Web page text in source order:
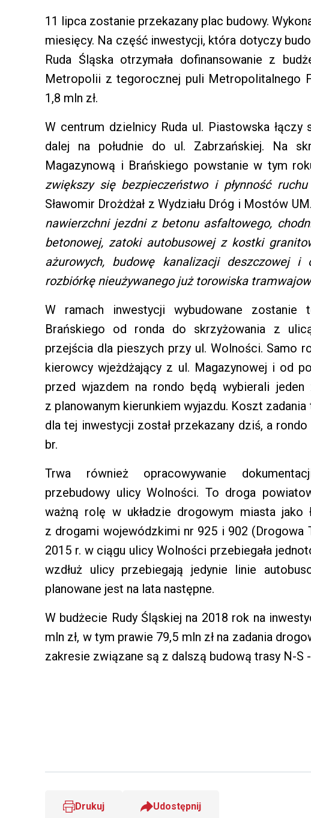
11 lipca zostanie przekazany plac budowy.
miesięcy. Na część inwestycji, która dotyczy
Ruda Śląska otrzymała dofinansowanie z
Metropolii z tegorocznej puli Metropolitalnego
1,8 mln zł.
W centrum dzielnicy Ruda ul. Piastowska
dalej na południe do ul. Zabrzańskiej. Na
Magazynową i Brańskiego powstanie w tym
zwiększy się bezpieczeństwo i płynność
Sławomir Drożdżał z Wydziału Dróg i Mostów
nawierzchni jezdni z betonu asfaltowego,
betonowej, zatoki autobusowej z kostki
ażurowych, budowę kanalizacji deszczowej
rozbiórkę nieużywanego już torowiska
W ramach inwestycji wybudowane
Brańskiego od ronda do skrzyżowania z
przejścia dla pieszych przy ul. Wolności. Samo
kierowcy wjeżdżający z ul. Magazynowej i od
przed wjazdem na rondo będą wybierali
z planowanym kierunkiem wyjazdu. Koszt
dla tej inwestycji został przekazany dziś, a
br.
Trwa również opracowywanie
przebudowy ulicy Wolności. To droga
ważną rolę w układzie drogowym miasta jako
z drogami wojewódzkimi nr 925 i 902 (Drogowa
2015 r. w ciągu ulicy Wolności przebiegała
wzdłuż ulicy przebiegają jedynie linie
planowane jest na lata następne.
W budżecie Rudy Śląskiej na 2018 rok na
mln zł, w tym prawie 79,5 mln zł na zadania
zakresie związane są z dalszą budową trasy N-S -
Drukuj Udostępnij